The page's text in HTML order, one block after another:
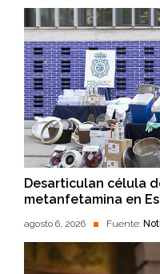
Desarticulan célula
metanfetamina en
agosto 6, 2026 Fuente: